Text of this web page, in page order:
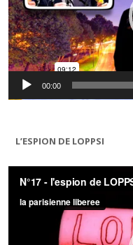
00:00
L’ESPION DE LOPPSI
Lecteur
vidéo